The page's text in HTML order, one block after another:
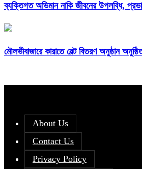
ব্যক্তিগত অভিমান নাকি জীবনের উপলব্ধি,
মৌলভীবাজারে কারাতে বেল্ট বিতরণ অনুষ্ঠান
About Us
Contact Us
Privacy Policy